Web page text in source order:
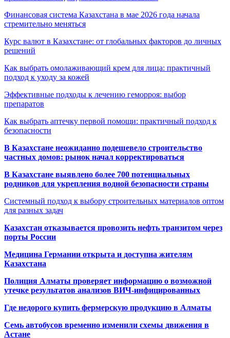
Финансовая система Казахстана в мае 2026 года начала
стремительно меняться
Курс валют в Казахстане: от глобальных факторов до личных
решений
Как выбрать омолаживающий крем для лица: практичный
подход к уходу за кожей
Эффективные подходы к лечению геморроя: выбор
препаратов
Как выбрать аптечку первой помощи: практичный подход к
безопасности
В Казахстане неожиданно подешевело строительство
частных домов: рынок начал корректироваться
В Казахстане выявлено более 700 потенциальных
родников для укрепления водной безопасности страны
Системный подход к выбору строительных материалов оптом
для разных задач
Казахстан отказывается провозить нефть транзитом через
порты России
Медицина Германии открыта и доступна жителям
Казахстана
Полиция Алматы проверяет информацию о возможной
утечке результатов анализов ВИЧ-инфицированных
Где недорого купить фермерскую продукцию в Алматы
Семь автобусов временно изменили схемы движения в
Астане